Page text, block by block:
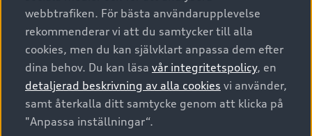
Audi Sport
Audi approved :plus - så gott som nya
Finansiering
Audi exclusive
Provkörning
Garantier
Försäkring
Digitala manualer för din Audi
Audi Collection – livsstilsartiklar
Vanliga frågor
Business lease online
Företagsleasing
Kontakta oss
Audi Återförsäljare/-serviceverkstad
myAudi
Pressmeddelanden
© 2026 AUDI SVERIGE. All Rights Reserved.
Utgivare Juridiskt
Juridiskt Audi AG
Juridiskt Audi Digital Giveaway
webbtrafiken. För bästa användarupplevelse
rekommenderar vi att du samtycker till alla
cookies, men du kan självklart anpassa dem efter
dina behov. Du kan läsa vår integritetspolicy, en
detaljerad beskrivning av alla cookies vi använder,
samt återkalla ditt samtycke genom att klicka på
"Anpassa inställningar“.